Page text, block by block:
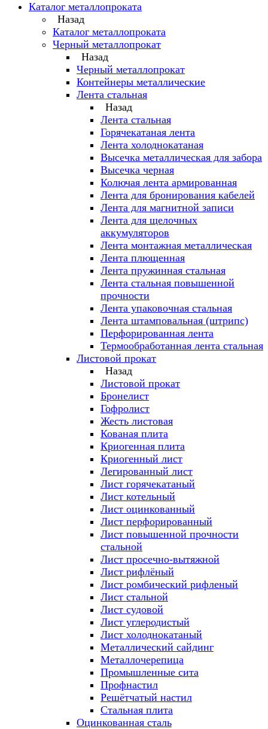
Каталог металлопроката
Назад
Каталог металлопроката
Черный металлопрокат
Назад
Черный металлопрокат
Контейнеры металлические
Лента стальная
Назад
Лента стальная
Горячекатаная лента
Лента холоднокатаная
Высечка металлическая для забора
Высечка черная
Колючая лента армированная
Лента для бронирования кабелей
Лента для магнитной записи
Лента для щелочных
аккумуляторов
Лента монтажная металлическая
Лента плющенная
Лента пружинная стальная
Лента стальная повышенной
прочности
Лента упаковочная стальная
Лента штамповальная (штрипс)
Перфорированная лента
Термообработанная лента стальная
Листовой прокат
Назад
Листовой прокат
Бронелист
Гофролист
Жесть листовая
Кованая плита
Криогенная плита
Криогенный лист
Легированный лист
Лист горячекатаный
Лист котельный
Лист оцинкованный
Лист перфорированный
Лист повышенной прочности
стальной
Лист просечно-вытяжной
Лист рифлёный
Лист ромбический рифленый
Лист стальной
Лист судовой
Лист углеродистый
Лист холоднокатаный
Металлический сайдинг
Металлочерепица
Промышленные сита
Профнастил
Решётчатый настил
Стальная плита
Оцинкованная сталь